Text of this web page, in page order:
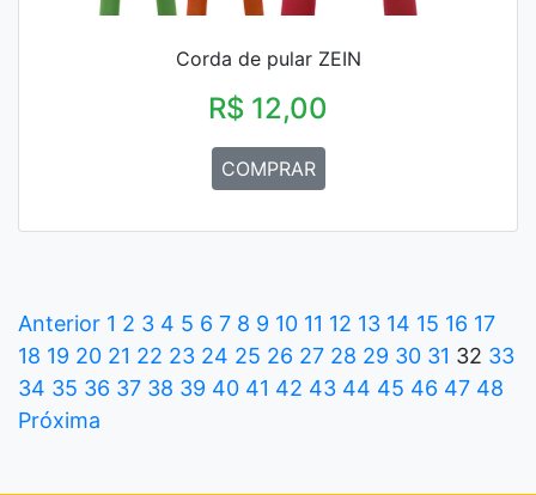
Corda de pular ZEIN
R$ 12,00
COMPRAR
Anterior 1 2 3 4 5 6 7 8 9 10 11 12 13 14 15 16 17
18 19 20 21 22 23 24 25 26 27 28 29 30 31 32 33
34 35 36 37 38 39 40 41 42 43 44 45 46 47 48
Próxima